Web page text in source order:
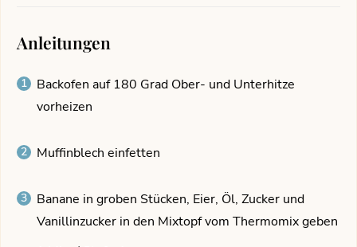
Anleitungen
Backofen auf 180 Grad Ober- und Unterhitze
vorheizen
Muffinblech einfetten
Banane in groben Stücken, Eier, Öl, Zucker und
Vanillinzucker in den Mixtopf vom Thermomix geben